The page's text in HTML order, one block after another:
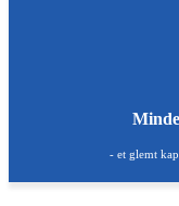
- et glemt